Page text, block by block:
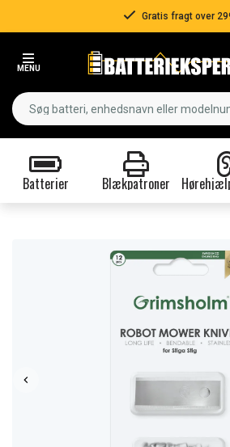
Gratis fragt over
MENU
Batterier Blækpatroner